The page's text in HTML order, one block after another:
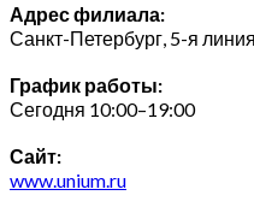
Адрес филиала:
Санкт-Петербург, 5-я
График работы:
Сегодня 10:00–19:00
Сайт:
www.unium.ru